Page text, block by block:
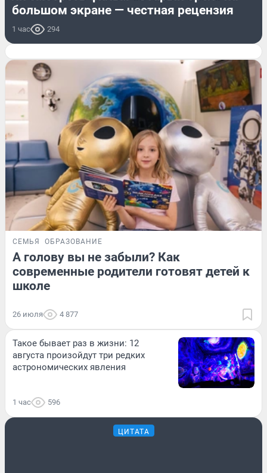
большом экране — честная рецензия
1 час 294
СЕМЬЯ ОБРАЗОВАНИЕ
А голову вы не забыли? Как
современные родители готовят детей к
школе
26 июля 4 877
Такое бывает раз в жизни: 12
августа произойдут три редких
астрономических явления
1 час 596
ЦИТАТА